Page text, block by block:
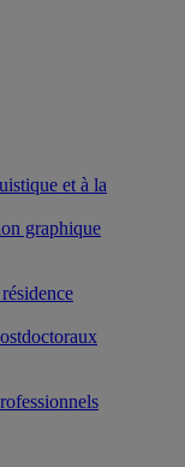
et à la
graphique